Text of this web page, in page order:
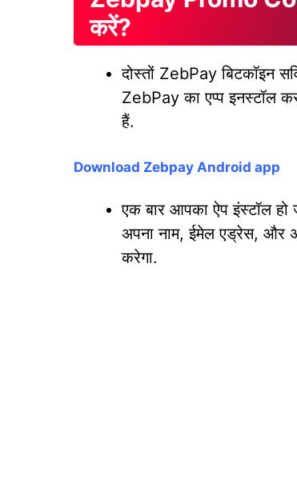
करें?
दोस्तों ZebPay बिटकॉइन
ZebPay का एप्प इनस्टॉल
हैं.
Download Zebpay Android app
एक बार आपका ऐप इंस्टॉल
अपना नाम, ईमेल एड्रेस, और
करेगा.